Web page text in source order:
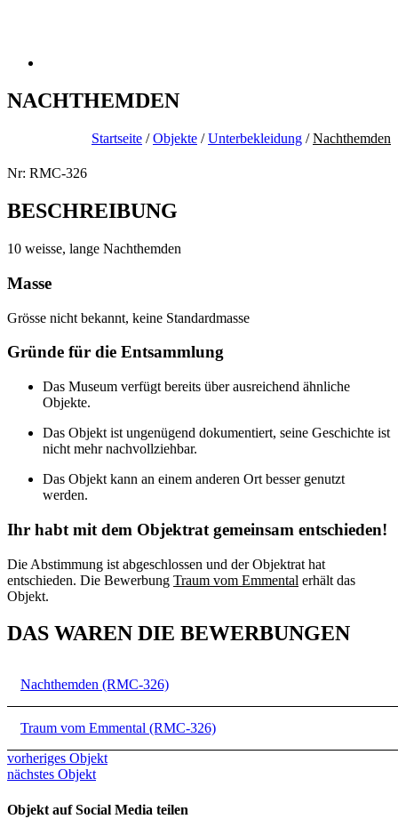
NACHTHEMDEN
Startseite /Objekte /Unterbekleidung /Nachthemden
Nr: RMC-326
BESCHREIBUNG
10 weisse, lange Nachthemden
Masse
Grösse nicht bekannt, keine Standardmasse
Gründe für die Entsammlung
Das Museum verfügt bereits über ausreichend ähnliche
Objekte.
Das Objekt ist ungenügend dokumentiert, seine Geschichte ist
nicht mehr nachvollziehbar.
Das Objekt kann an einem anderen Ort besser genutzt
werden.
Ihr habt mit dem Objektrat gemeinsam entschieden!
Die Abstimmung ist abgeschlossen und der Objektrat hat
entschieden. Die Bewerbung Traum vom Emmental erhält das
Objekt.
DAS WAREN DIE BEWERBUNGEN
Nachthemden (RMC-326)
Traum vom Emmental (RMC-326)
vorheriges Objekt
nächstes Objekt
Objekt auf Social Media teilen